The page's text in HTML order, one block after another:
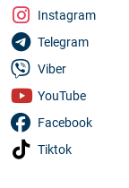
Instagram
Telegram
Viber
YouTube
Facebook
Tiktok